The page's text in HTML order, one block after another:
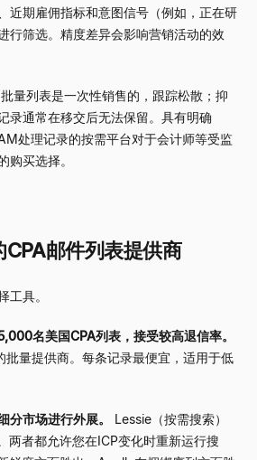
近期雇佣指标和意图信号（例如，正在研
行筛选。精度差异会影响营销活动的效
量列表是一次性销售的，跟踪松散；抑
录通常在移交后无法保留。具有明确
处理记录的按需平台对于会计师等受监
购买选择。
邮件列表提供商
工具。
名美国CPA列表，接受较高退信率。
量提供商。每条记录最便宜，适用于低
分市场进行外展。
Lessie（按需搜索）
两者都允许您在ICP变化时重新运行搜